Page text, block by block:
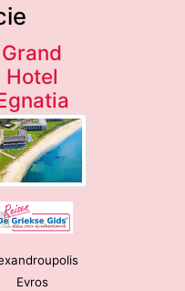
Grand
Hotel
auto)
****
Evros